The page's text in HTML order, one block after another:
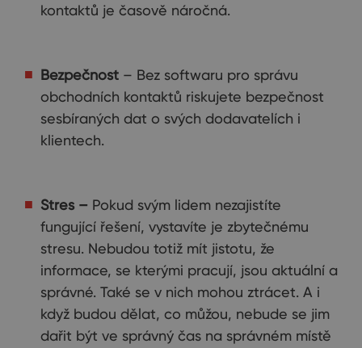
kontaktů je časově náročná.
Bezpečnost – Bez softwaru pro správu
obchodních kontaktů riskujete bezpečnost
sesbíraných dat o svých dodavatelích i
klientech.
Stres – Pokud svým lidem nezajistíte
fungující řešení, vystavíte je zbytečnému
stresu. Nebudou totiž mít jistotu, že
informace, se kterými pracují, jsou aktuální a
správné. Také se v nich mohou ztrácet. A i
když budou dělat, co můžou, nebude se jim
dařit být ve správný čas na správném místě